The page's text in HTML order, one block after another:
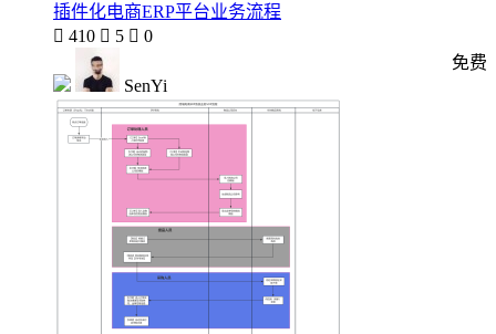
插件化电商ERP平台业务流程
 410  5  0
SenYi
免费